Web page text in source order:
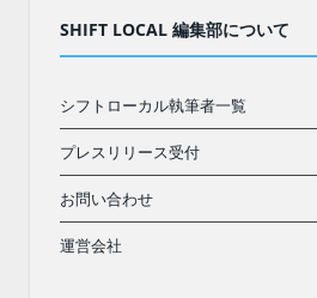
SHIFT LOCAL 編集部について
シフトローカル執筆者一覧
プレスリリース受付
お問い合わせ
運営会社